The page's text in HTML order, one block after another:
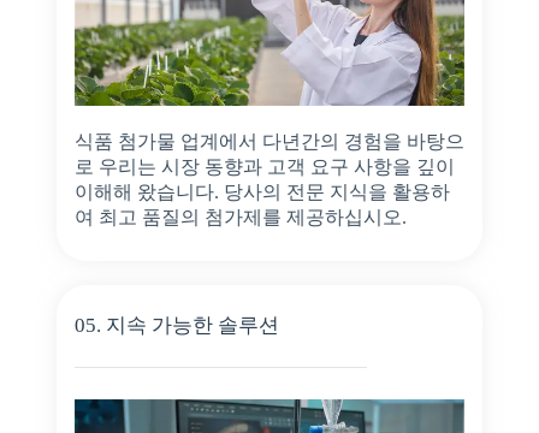
식품 첨가물 업계에서 다년간의 경험을 바탕으
로 우리는 시장 동향과 고객 요구 사항을 깊이
이해해 왔습니다. 당사의 전문 지식을 활용하
여 최고 품질의 첨가제를 제공하십시오.
05. 지속 가능한 솔루션